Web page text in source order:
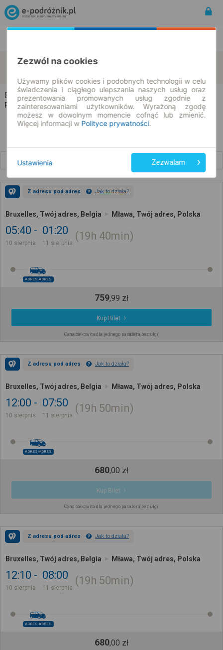
Bruxelles
Mława
Bruxelles → Mława
Rozkład jazdy i bilety
Z adresu pod adres Jak to działa?
Bruxelles, Twój adres, Belgia Mława, Twój adres, Polska
05:40
10 sierpnia
01:20
11 sierpnia
19h 40min
ADRES-ADRES
759,99 zł
Kup Bilet
Cena całkowita dla jednego pasażera bez ulgi
Z adresu pod adres Jak to działa?
Bruxelles, Twój adres, Belgia Mława, Twój adres, Polska
12:00
10 sierpnia
07:50
11 sierpnia
19h 50min
ADRES-ADRES
680,00 zł
Kup Bilet
Cena całkowita dla jednego pasażera bez ulgi
Z adresu pod adres Jak to działa?
Bruxelles, Twój adres, Belgia Mława, Twój adres, Polska
12:10
10 sierpnia
08:00
11 sierpnia
19h 50min
ADRES-ADRES
680,00 zł
Zezwól na cookies
Używamy plików cookies i podobnych technologii w celu
świadczenia i ciągłego ulepszania naszych usług oraz
prezentowania promowanych usług zgodnie z
zainteresowaniami użytkowników. Wyrażoną zgodę
możesz w dowolnym momencie cofnąć lub zmienić.
Więcej informacji w Polityce prywatności.
Ustawienia Zezwalam